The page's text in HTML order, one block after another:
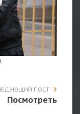
ПОСТ
Посмотреть